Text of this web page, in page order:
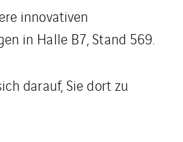
innovativen
in Halle B7, Stand 569.
darauf, Sie dort zu